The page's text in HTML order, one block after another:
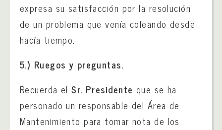
expresa su satisfacción por la resolución
de un problema que venía coleando desde
hacía tiempo.
5.) Ruegos y preguntas.
Recuerda elSr. Presidente que se ha
personado un responsable del Área de
Mantenimiento para tomar nota de los